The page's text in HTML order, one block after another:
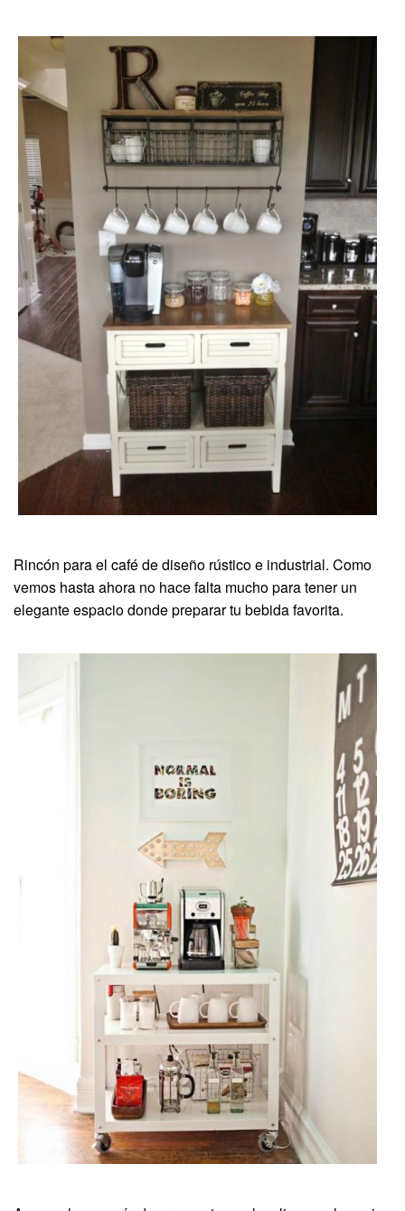
Rincón para el café de diseño rústico e industrial. Como
vemos hasta ahora no hace falta mucho para tener un
elegante espacio donde preparar tu bebida favorita.